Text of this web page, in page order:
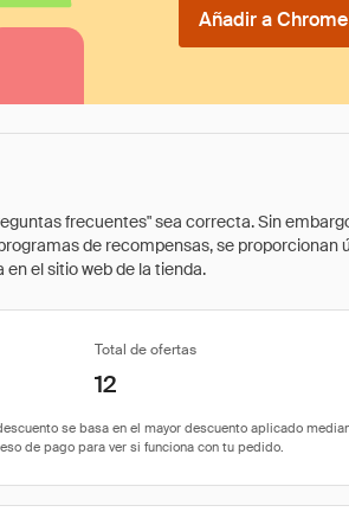
Añadir a
frecuentes" sea correcta. Sin
de recompensas, se
el sitio web de la tienda.
Total de ofertas
12